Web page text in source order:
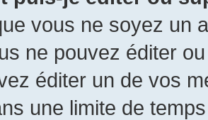
vous ne soyez un
ne pouvez éditer
éditer un de vos
une limite de